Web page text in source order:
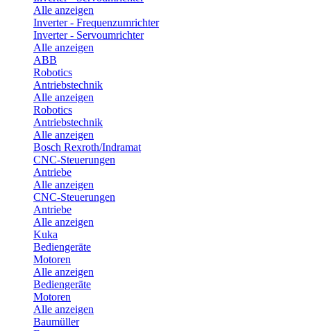
Alle anzeigen
Inverter - Frequenzumrichter
Inverter - Servoumrichter
Alle anzeigen
ABB
Robotics
Antriebstechnik
Alle anzeigen
Robotics
Antriebstechnik
Alle anzeigen
Bosch Rexroth/Indramat
CNC-Steuerungen
Antriebe
Alle anzeigen
CNC-Steuerungen
Antriebe
Alle anzeigen
Kuka
Bediengeräte
Motoren
Alle anzeigen
Bediengeräte
Motoren
Alle anzeigen
Baumüller